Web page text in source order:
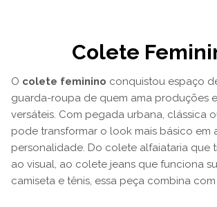
Colete
O colete feminino conquistou espaço
guarda-roupa de quem ama produções
versáteis. Com pegada urbana, clássica
pode transformar o look mais básico em
personalidade. Do colete alfaiataria que
ao visual, ao colete jeans que funciona
camiseta e tênis, essa peça combina